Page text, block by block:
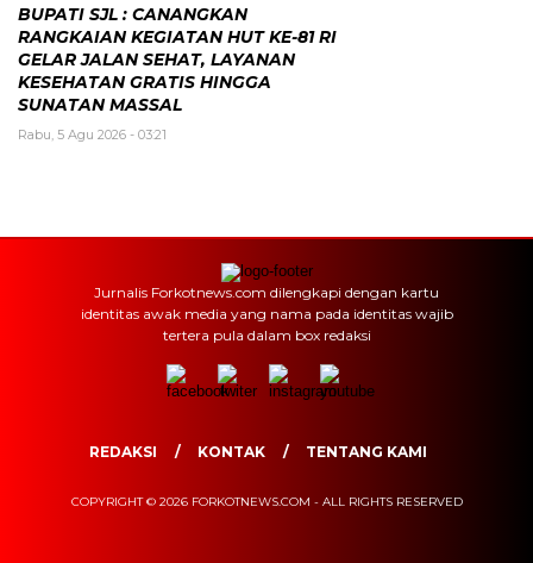
BUPATI SJL : CANANGKAN
RANGKAIAN KEGIATAN HUT KE-81 RI
GELAR JALAN SEHAT, LAYANAN
KESEHATAN GRATIS HINGGA
SUNATAN MASSAL
Rabu, 5 Agu 2026 - 03:21
Jurnalis Forkotnews.com dilengkapi dengan kartu
identitas awak media yang nama pada identitas wajib
tertera pula dalam box redaksi
REDAKSI KONTAK TENTANG KAMI
COPYRIGHT © 2026 FORKOTNEWS.COM - ALL RIGHTS RESERVED